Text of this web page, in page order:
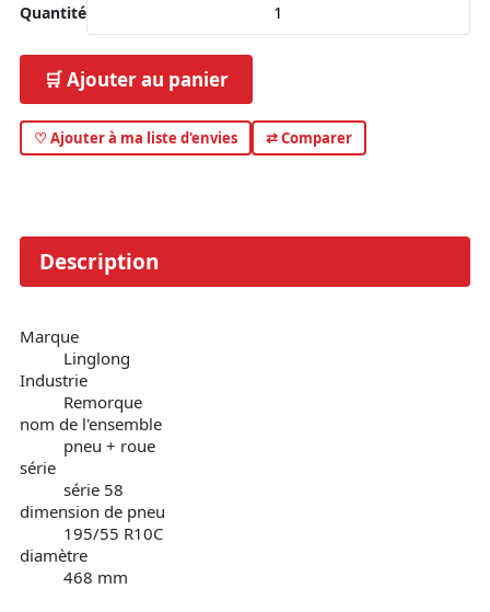
Quantité
🛒 Ajouter au panier
♡ Ajouter à ma liste d'envies ⇄ Comparer
Description
Marque
Linglong
Industrie
Remorque
nom de l'ensemble
pneu + roue
série
série 58
dimension de pneu
195/55 R10C
diamètre
468 mm